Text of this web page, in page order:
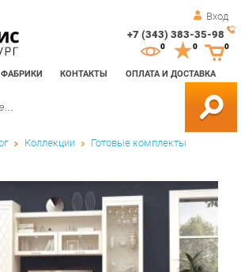
Вход
+7 (343) 383-35-98
ФАБРИКИ КОНТАКТЫ ОПЛАТА И ДОСТАВКА
0 0
Коллекции Готовые комплекты